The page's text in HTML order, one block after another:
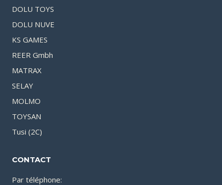
DOLU TOYS
DOLU NUVE
KS GAMES
REER Gmbh
MATRAX
SELAY
MOLMO
TOYSAN
Tusi (2C)
CONTACT
Par téléphone: